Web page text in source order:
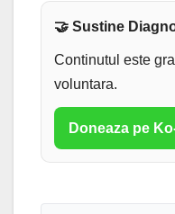
🤝 Sustine
Continutul este
voluntara.
Doneaza pe